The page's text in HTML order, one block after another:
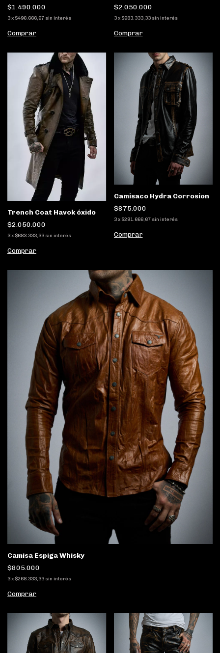
$1.490.000
3x $496.666,67 sin interés
Comprar
$2.050.000
3 x $683.333,33 sin interés
Comprar
Trench Coat Havok óxido
$2.050.000
3x $683.333,33 sin interés
Comprar
Camisaco Hydra Corrosion
$875.000
3 x $291.666,67 sin interés
Comprar
Camisa Espiga Whisky
$805.000
3x $268.333,33 sin interés
Comprar